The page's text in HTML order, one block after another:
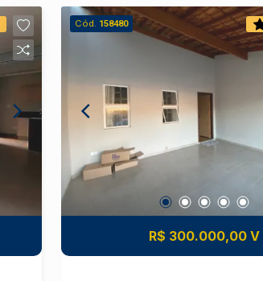
Cód. 158480
R$ 300.000,00 V